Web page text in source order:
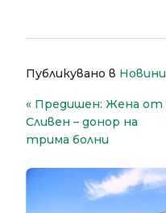
Публикувано в Новини
Навигация
Предишен: Жена от
Сливен – донор на
трима болни